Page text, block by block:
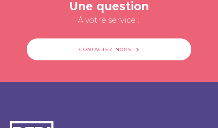
Une question
À votre service !
CONTACTEZ-NOUS